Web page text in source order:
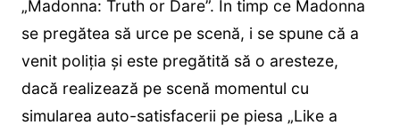
„Madonna: Truth or Dare”. În timp ce Madonna
se pregătea să urce pe scenă, i se spune că a
venit poliția și este pregătită să o aresteze,
dacă realizează pe scenă momentul cu
simularea auto-satisfacerii pe piesa „Like a